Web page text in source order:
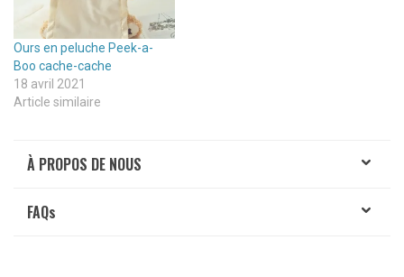
Ours en peluche Peek-a-
Boo cache-cache
18 avril 2021
Article similaire
À PROPOS DE NOUS
FAQs